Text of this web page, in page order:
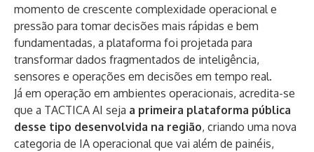
momento de crescente complexidade operacional e
pressão para tomar decisões mais rápidas e bem
fundamentadas, a plataforma foi projetada para
transformar dados fragmentados de inteligência,
sensores e operações em decisões em tempo real.
Já em operação em ambientes operacionais, acredita-se
que a TACTICA AI seja a primeira plataforma pública
desse tipo desenvolvida na região, criando uma nova
categoria de IA operacional que vai além de painéis,